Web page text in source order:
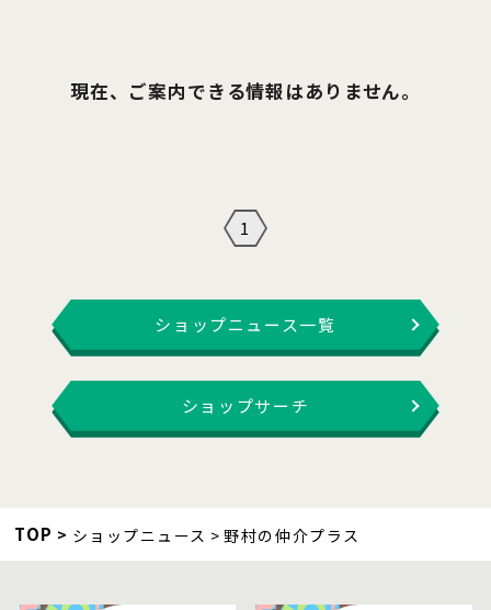
現在、ご案内できる情報はありません。
1
ショップニュース一覧
ショップサーチ
TOP ショップニュース 野村の仲介プラス